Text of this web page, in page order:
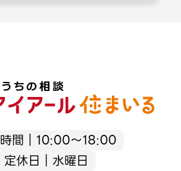
間｜10:00～18:00
定休日｜水曜日